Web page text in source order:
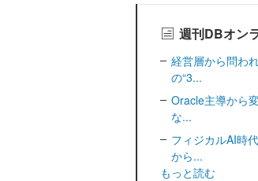
週刊DBオン
経営層から問わ
の“3...
Oracle主導から
な...
フィジカルAI時
から...
もっと読む